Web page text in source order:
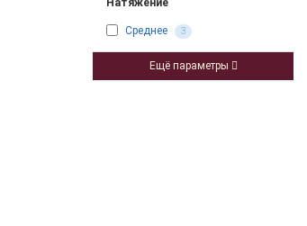
Натяжение
Среднее 3
Ещё параметры